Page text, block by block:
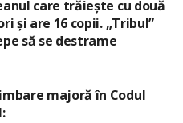
care trăiește cu două
și are 16 copii. „Tribul”
să se destrame
majoră în Codul